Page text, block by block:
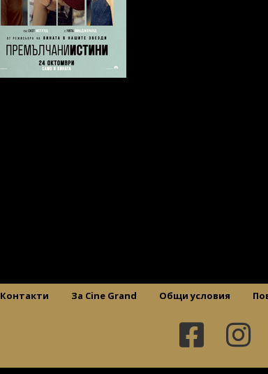
Контакти За Cine Grand Общи условия